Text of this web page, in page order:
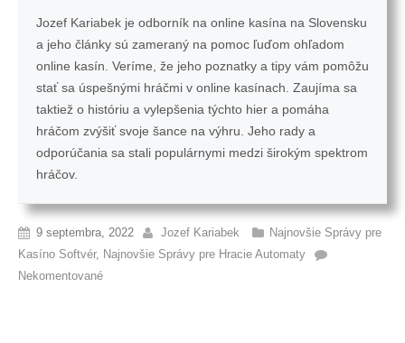
Jozef Kariabek je odborník na online kasína na Slovensku
a jeho články sú zameraný na pomoc ľuďom ohľadom
online kasín. Veríme, že jeho poznatky a tipy vám pomôžu
stať sa úspešnými hráčmi v online kasínach. Zaujíma sa
taktiež o históriu a vylepšenia týchto hier a pomáha
hráčom zvýšiť svoje šance na výhru. Jeho rady a
odporúčania sa stali populárnymi medzi širokým spektrom
hráčov.
9 septembra, 2022 Jozef Kariabek
Najnovšie Správy pre
Kasíno Softvér, Najnovšie Správy pre Hracie Automaty
Nekomentované